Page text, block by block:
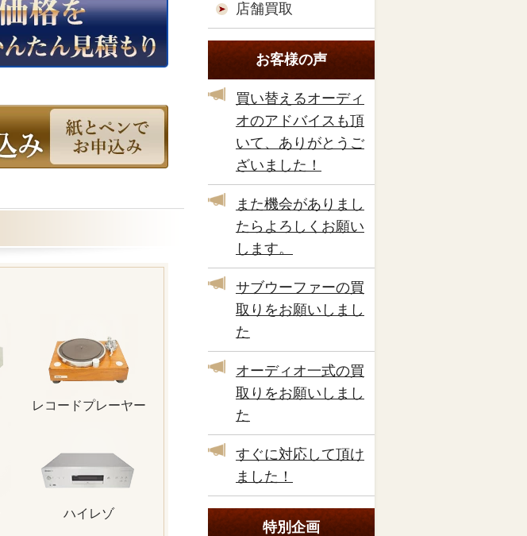
レコードプレーヤー
ハイレゾ
店舗買取
お客様の声
買い替えるオーディ
オのアドバイスも頂
いて、ありがとうご
ざいました！
また機会がありまし
たらよろしくお願い
します。
サブウーファーの買
取りをお願いしまし
た
オーディオ一式の買
取りをお願いしまし
た
すぐに対応して頂け
ました！
特別企画